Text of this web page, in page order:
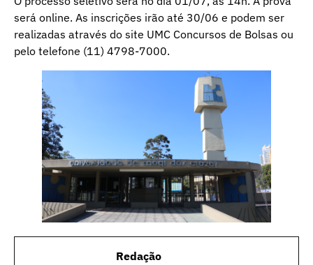
será online. As inscrições irão até 30/06 e podem ser
realizadas através do site UMC Concursos de Bolsas ou
pelo telefone (11) 4798-7000.
Redação